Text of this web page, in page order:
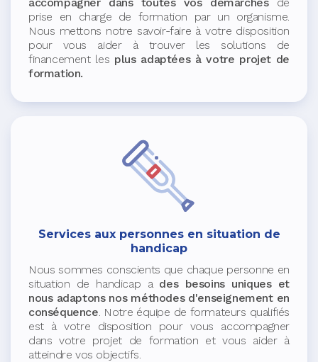
prise en charge de formation par un organisme.
Nous mettons notre savoir-faire à votre disposition
pour vous aider à trouver les solutions de
financement les plus adaptées à votre projet de
formation.
Services aux personnes en situation de
handicap
Nous sommes conscients que chaque personne en
situation de handicap a des besoins uniques et
nous adaptons nos méthodes d'enseignement en
conséquence. Notre équipe de formateurs qualifiés
est à votre disposition pour vous accompagner
dans votre projet de formation et vous aider à
atteindre vos objectifs.